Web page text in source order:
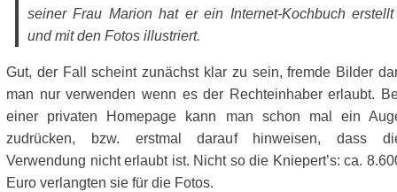
seiner Frau Marion hat er ein Internet-Kochbuch erstellt
und mit den Fotos illustriert.
Gut, der Fall scheint zunächst klar zu sein, fremde Bilder
man nur verwenden wenn es der Rechteinhaber erlaubt.
einer privaten Homepage kann man schon mal ein
zudrücken, bzw. erstmal darauf hinweisen, dass
Verwendung nicht erlaubt ist. Nicht so die Kniepert’s: ca.
Euro verlangten sie für die Fotos.